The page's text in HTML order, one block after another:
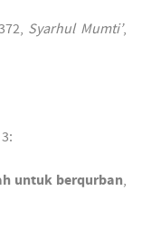
Syarhul Mumti’,
untuk berqurban,